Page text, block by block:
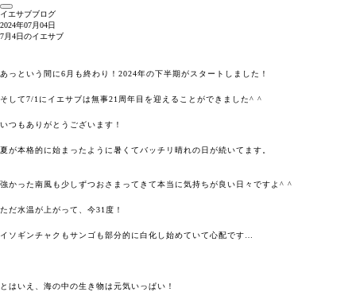
イエサブブログ
2024年07月04日
7月4日のイエサブ
あっという間に6月も終わり！2024年の下半期がスタートしました！
そして7/1にイエサブは無事21周年目を迎えることができました^ ^
いつもありがとうございます！
夏が本格的に始まったように暑くてバッチリ晴れの日が続いてます。
強かった南風も少しずつおさまってきて本当に気持ちが良い日々ですよ^ ^
ただ水温が上がって、今31度！
イソギンチャクもサンゴも部分的に白化し始めていて心配です…
とはいえ、海の中の生き物は元気いっぱい！